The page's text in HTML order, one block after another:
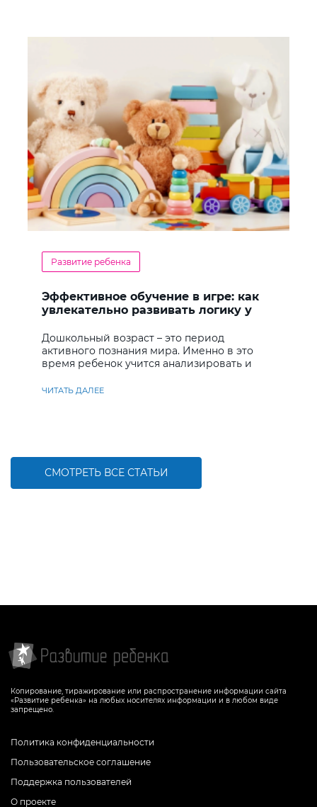
Развитие ребенка
Эффективное обучение в игре: как
увлекательно развивать логику у
Дошкольный возраст – это период
активного познания мира. Именно в это
время ребенок учится анализировать и
ЧИТАТЬ ДАЛЕЕ
СМОТРЕТЬ ВСЕ СТАТЬИ
Копирование, тиражирование или распространение информации сайта
«Развитие ребенка» на любых носителях информации и в любом виде
запрещено.
Политика конфиденциальности
Пользовательское соглашение
Поддержка пользователей
О проекте